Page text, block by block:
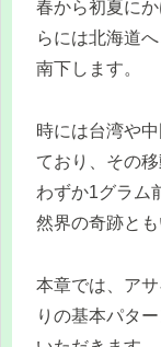
春から初夏に
らには北海道
南下します。
時には台湾や
ており、その
わずか1グラム
然界の奇跡とも
本章では、ア
りの基本パタ